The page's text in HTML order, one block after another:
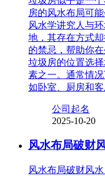
房的风水布局可
风水学讲究人与
地，其存在方式
的禁忌，帮助你
垃圾房的位置选
素之一。通常情
如卧室、厨房和
公司起名
2025-10-20
风水布局破财
风水布局破财风